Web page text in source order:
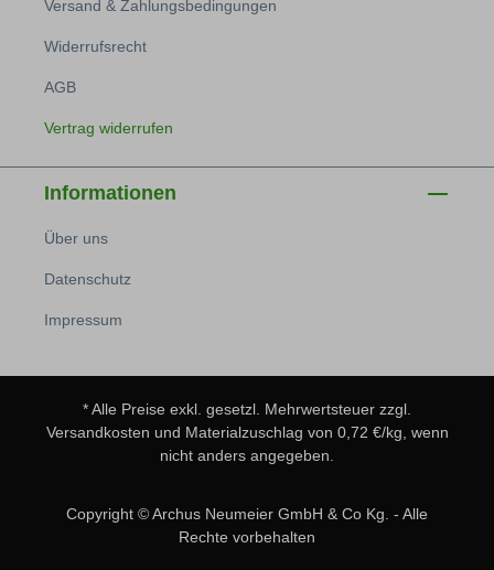
Versand & Zahlungsbedingungen
Widerrufsrecht
AGB
Vertrag widerrufen
Informationen
Über uns
Datenschutz
Impressum
* Alle Preise exkl. gesetzl. Mehrwertsteuer zzgl.
Versandkosten und Materialzuschlag von 0,72 €/kg, wenn
nicht anders angegeben.
Copyright © Archus Neumeier GmbH & Co Kg. - Alle
Rechte vorbehalten